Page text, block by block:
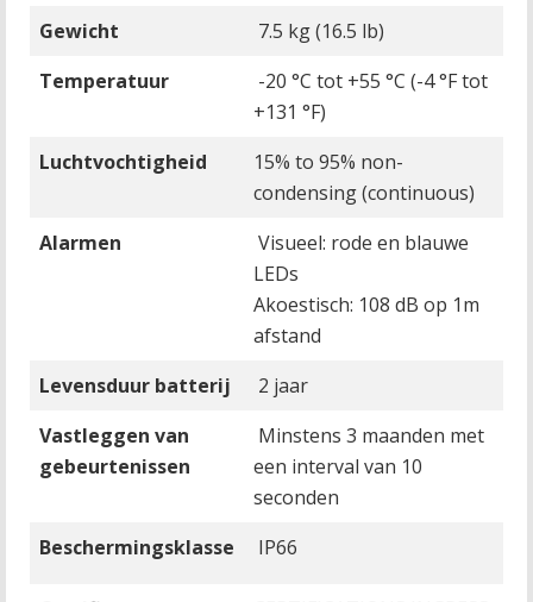
Gewicht
7.5 kg (16.5 lb)
Temperatuur
-20 °C tot +55 °C (-4 °F tot
+131 °F)
Luchtvochtigheid
15% to 95% non-
condensing (continuous)
Alarmen
Visueel: rode en blauwe
LEDs
Akoestisch: 108 dB op 1m
afstand
Levensduur batterij
2 jaar
Vastleggen van
gebeurtenissen
Minstens 3 maanden met
een interval van 10
seconden
Beschermingsklasse
IP66